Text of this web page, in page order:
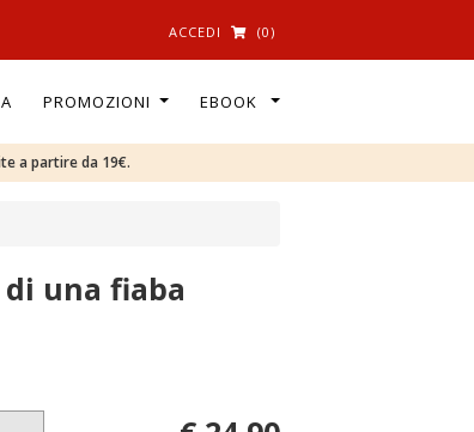
ACCEDI (0)
PROMOZIONI EBOOK
a partire da 19€.
una fiaba